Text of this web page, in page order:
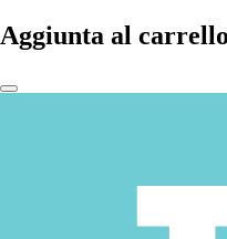
Aggiunta al